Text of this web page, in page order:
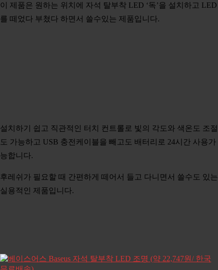
이 제품은 원하는 위치에 자석 탈부착 LED ‘독’을 설치하고 LED
를 떼었다 부쳤다 하면서 쓸수있는 제품입니다.
설치하기 쉽고 직관적인 터치 컨트롤로 빛의 각도와 색온도 조절
도 가능하고 USB 충전케이블을 빼고도 배터리로 24시간 사용가
능합니다.
후레쉬가 필요할 때 간편하게 떼어서 들고 다니면서 쓸수도 있는
실용적인 제품입니다.